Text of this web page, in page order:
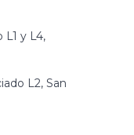
L1 y L4,
L2, San